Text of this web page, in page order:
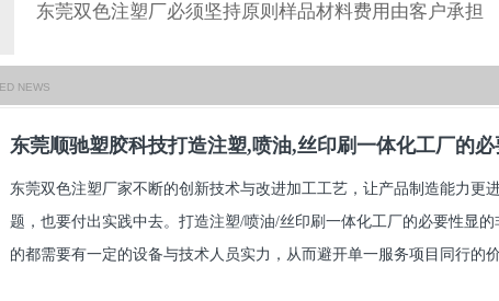
东莞双色注塑厂必须坚持原则样品材料费用由客户承担
NEWS
东莞顺驰塑胶科技打造注塑,喷油,丝印刷一体化工厂的必
东莞双色注塑厂家不断的创新技术与改进加工工艺，让产品制造能力更
题，也要付出实践中去。打造注塑/喷油/丝印刷一体化工厂的必要性显
的都需要有一定的设备与技术人员实力，从而避开单一服务项目同行的